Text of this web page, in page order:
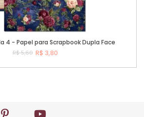
4 - Papel para Scrapbook Dupla Face
R$ 5,60 R$ 3,80